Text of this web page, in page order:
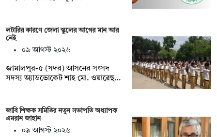
লটারির কারণে জেলা স্কুলের আগের মান আর
নেই
০৯ আগস্ট ২০২৬
জামালপুর-৫ (সদর) আসনের সংসদ
সদস্য অ্যাডভোকেট শাহ মো. ওয়ারেছ…
জাবি শিক্ষক সমিতির নতুন সভাপতি অধ্যাপক
এমরান জাহান
০৯ আগস্ট ২০২৬